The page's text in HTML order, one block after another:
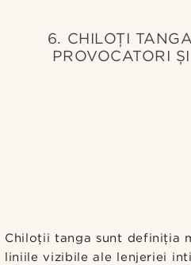
6. CHILOȚI
PROVOCATORI
Chiloții tanga sunt definiția
liniile vizibile ale lenjeriei